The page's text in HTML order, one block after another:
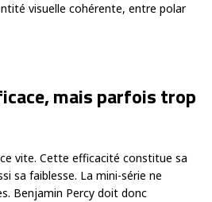
visuelle cohérente, entre polar
mais parfois trop
vite. Cette efficacité constitue sa
sa faiblesse. La mini-série ne
Benjamin Percy doit donc